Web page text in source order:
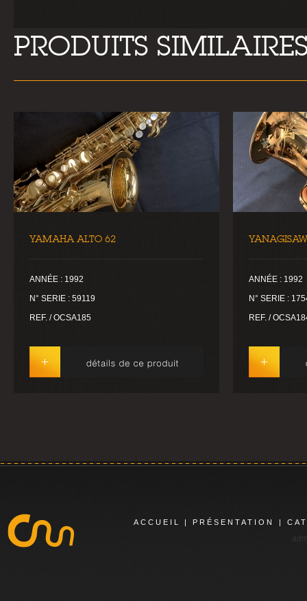
PRODUITS
YAMAHA ALTO 62
ANNÉE : 1992
N° SERIE : 59119
REF. / OCSA185
ANNÉE : 1992
N° SERIE :
REF. /
ACCUEIL |PRÉSENTATION |